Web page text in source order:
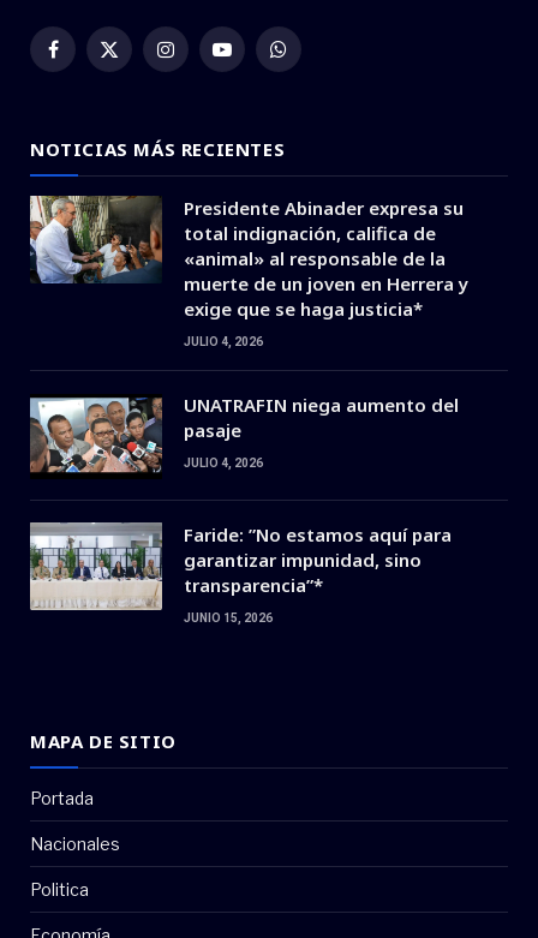
Facebook
X
InstagramYouTubeWhatsApp
NOTICIAS MÁS RECIENTES
Presidente Abinader expresa su
total indignación, califica de
«animal» al responsable de la
muerte de un joven en Herrera y
exige que se haga justicia*
JULIO 4, 2026
UNATRAFIN niega aumento del
pasaje
JULIO 4, 2026
Faride: ”No estamos aquí para
garantizar impunidad, sino
transparencia”*
JUNIO 15, 2026
MAPA DE SITIO
Portada
Nacionales
Politica